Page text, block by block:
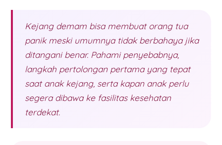
Kejang demam bisa membuat orang tua
panik meski umumnya tidak berbahaya jika
ditangani benar. Pahami penyebabnya,
langkah pertolongan pertama yang tepat
saat anak kejang, serta kapan anak perlu
segera dibawa ke fasilitas kesehatan
terdekat.